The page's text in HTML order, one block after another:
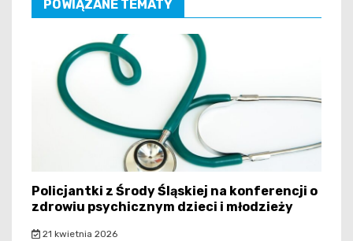
POWIĄZANE TEMATY
Policjantki z Środy Śląskiej na konferencji o
zdrowiu psychicznym dzieci i młodzieży
21 kwietnia 2026